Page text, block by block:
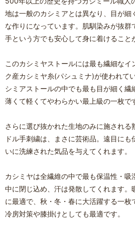
地は一般のカシミアとは異なり、目が細
な作りになっています。肌馴染みが抜群
手という方でも安心して身に着けること
このカシミヤストールには最も繊細なイ
ク産カシミヤ糸(パシュミナ)が使われて
シミアストールの中でも最も目が細く繊
薄くて軽くてやわらかい最上級の一枚で
さらに選び抜かれた生地のみに施される
ドル手刺繍は、まさに芸術品。遠目に
いに洗練された気品を与えてくれます。
カシミヤは全繊維の中で最も保温性・吸
中に閉じ込め、汗は発散してくれます。
に最適で、秋・冬・春に大活躍する一枚
冷房対策や膝掛けとしても最適です。